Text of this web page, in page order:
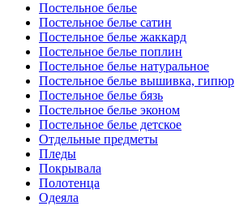
Постельное белье
Постельное белье сатин
Постельное белье жаккард
Постельное белье поплин
Постельное белье натуральное
Постельное белье вышивка, гипюр
Постельное белье бязь
Постельное белье эконом
Постельное белье детское
Отдельные предметы
Пледы
Покрывала
Полотенца
Одеяла